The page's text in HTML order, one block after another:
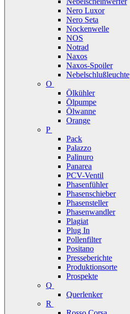
Nero Luxor
Nero Seta
Nockenwelle
NOS
Notrad
Naxos
Naxos-Spoiler
Nebelschlußleuchte
O
Ölkühler
Ölpumpe
Ölwanne
Orange
P
Pack
Palazzo
Palinuro
Panarea
PCV-Ventil
Phasenfühler
Phasenschieber
Phasensteller
Phasenwandler
Plagiat
Plug In
Pollenfilter
Positano
Presseberichte
Produktionsorte
Prospekte
Q
Querlenker
R